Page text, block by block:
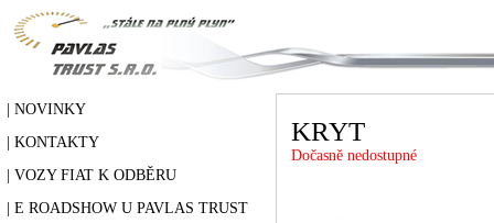
| NOVINKY
| KONTAKTY
| VOZY FIAT K ODBĚRU
| E ROADSHOW U PAVLAS TRUST
KRYT
Dočasně nedostupné